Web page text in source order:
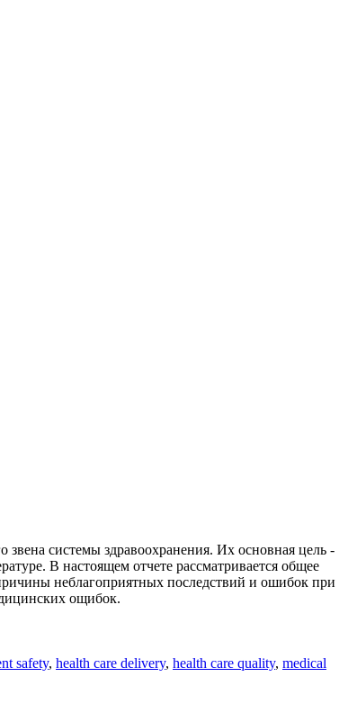
системы здравоохранения. Их основная цель -
В настоящем отчете рассматривается общее
неблагоприятных последствий и ошибок при
ощибок.
safety, health care delivery, health care quality, medical